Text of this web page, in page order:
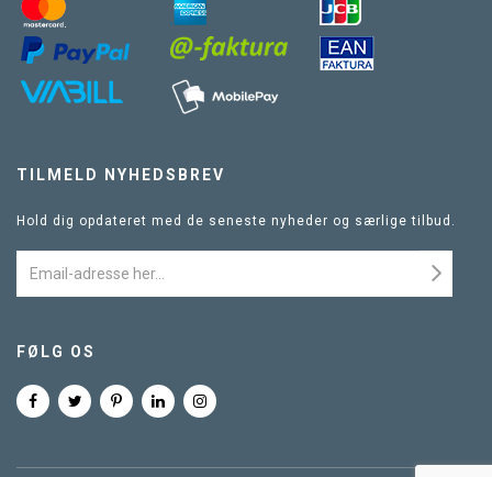
TILMELD NYHEDSBREV
Hold dig opdateret med de seneste nyheder og særlige tilbud.
FØLG OS